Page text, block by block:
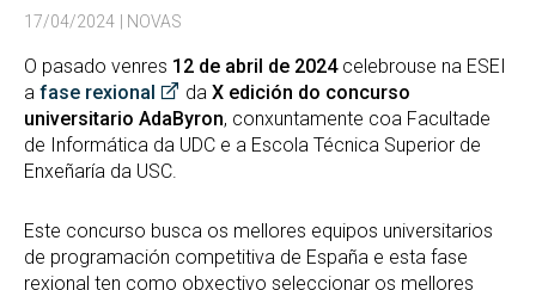
17/04/2024 | NOVAS
O pasado venres 12 de abril de 2024celebrouse na ESEI
a fase rexional da X edición do concurso
universitario AdaByron, conxuntamente coa Facultade
de Informática da UDC e a Escola Técnica Superior de
Enxeñaría da USC.
Este concurso busca os mellores equipos universitarios
de programación competitiva de España e esta fase
rexional ten como obxectivo seleccionar os mellores